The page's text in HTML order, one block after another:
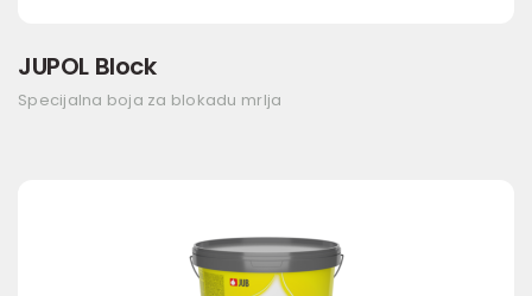
JUPOL Block
Specijalna boja za blokadu mrlja